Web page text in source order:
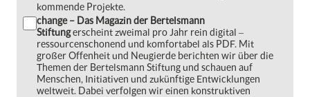
kommende Projekte.
change – Das Magazin der Bertelsmann
Stiftungerscheint zweimal pro Jahr rein digital ‒
ressourcenschonend und komfortabel als PDF. Mit
großer Offenheit und Neugierde berichten wir über die
Themen der Bertelsmann Stiftung und schauen auf
Menschen, Initiativen und zukünftige Entwicklungen
weltweit. Dabei verfolgen wir einen konstruktiven